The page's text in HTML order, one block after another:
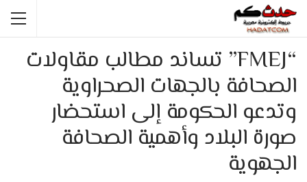
“FMEJ” تساند مطالب مقاولات
الصحافة بالجهات الصحراوية
وتدعو الحكومة إلى استحضار
صورة البلاد وأهمية الصحافة
الجهوية